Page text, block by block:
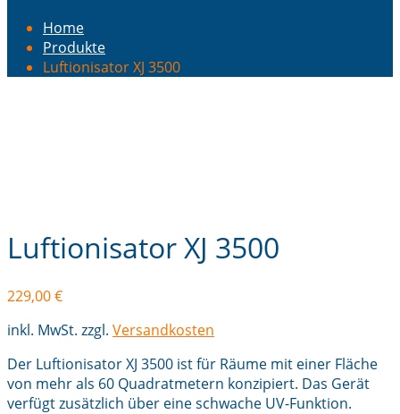
Home
Produkte
Luftionisator XJ 3500
Luftionisator XJ 3500
229,00€
inkl. MwSt. zzgl. Versandkosten
Der Luftionisator XJ 3500 ist für Räume mit einer Fläche
von mehr als 60 Quadratmetern konzipiert. Das Gerät
verfügt zusätzlich über eine schwache UV-Funktion.